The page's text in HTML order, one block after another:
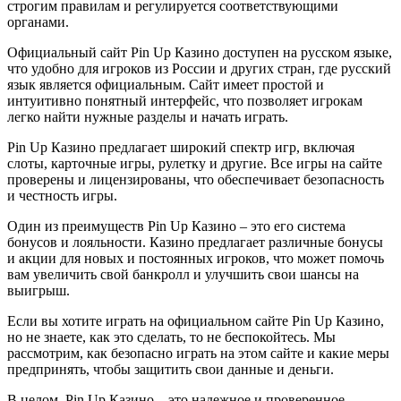
строгим правилам и регулируется соответствующими
органами.
Официальный сайт Pin Up Казино доступен на русском языке,
что удобно для игроков из России и других стран, где русский
язык является официальным. Сайт имеет простой и
интуитивно понятный интерфейс, что позволяет игрокам
легко найти нужные разделы и начать играть.
Pin Up Казино предлагает широкий спектр игр, включая
слоты, карточные игры, рулетку и другие. Все игры на сайте
проверены и лицензированы, что обеспечивает безопасность
и честность игры.
Один из преимуществ Pin Up Казино – это его система
бонусов и лояльности. Казино предлагает различные бонусы
и акции для новых и постоянных игроков, что может помочь
вам увеличить свой банкролл и улучшить свои шансы на
выигрыш.
Если вы хотите играть на официальном сайте Pin Up Казино,
но не знаете, как это сделать, то не беспокойтесь. Мы
рассмотрим, как безопасно играть на этом сайте и какие меры
предпринять, чтобы защитить свои данные и деньги.